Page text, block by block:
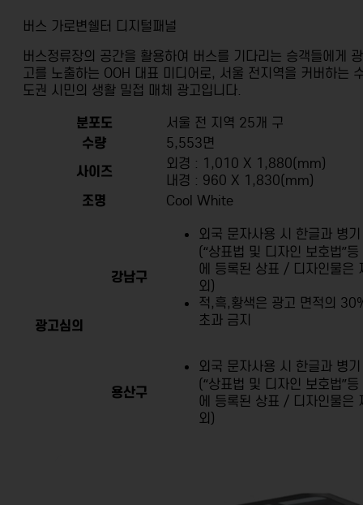
버스 가로변쉘터 디지털패널
버스정류장의 공간을 활용하여 버스를 기다리는 승객들에게 광
고를 노출하는 OOH 대표 미디어로, 서울 전지역을 커버하는
도권 시민의 생활 밀접 매체 광고입니다.
분포도
서울 전 지역 25개 구
수량
5,553면
사이즈
외경 : 1,010 X 1,880(mm)
내경 : 960 X 1,830(mm)
조명
Cool White
광고심의
강남구
외국 문자사용 시 한글과 병기
(“상표법 및 디자인 보호법”등
에 등록된 상표 / 디자인물은
외)
적,흑,황색은 광고 면적의
초과 금지
용산구
외국 문자사용 시 한글과 병기
(“상표법 및 디자인 보호법”등
에 등록된 상표 / 디자인물은
외)